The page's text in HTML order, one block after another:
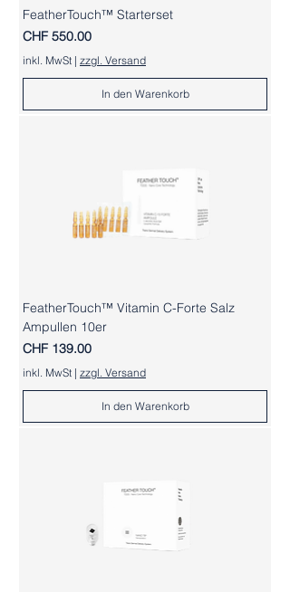
FeatherTouch™ Starterset
Preis
CHF 550.00
inkl. MwSt | zzgl. Versand
In den Warenkorb
FeatherTouch™ Vitamin C-Forte Salz
Ampullen 10er
Preis
CHF 139.00
inkl. MwSt | zzgl. Versand
In den Warenkorb